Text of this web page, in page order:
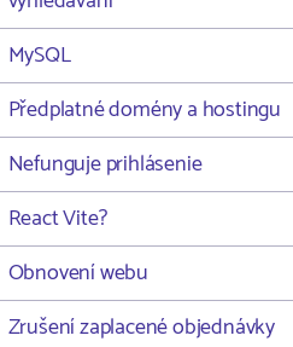
MySQL
Předplatné domény a hostingu
Nefunguje prihlásenie
React Vite?
Obnovení webu
Zrušení zaplacené objednávky